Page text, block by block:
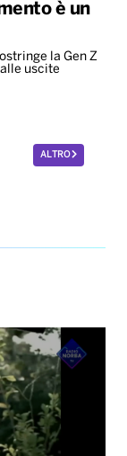
è un
la Gen Z
uscite
ALTRO